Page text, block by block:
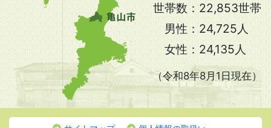
世帯数： 22,853世帯
男性： 24,725人
女性： 24,135人
（令和8年8月1日現在）